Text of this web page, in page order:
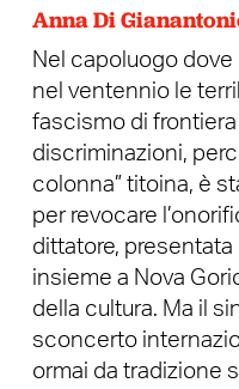
Anna Di
Nel capoluogo
nel ventennio le
fascismo di
discriminazioni,
colonna” titoina, è
per revocare
dittatore, presentata
insieme a Nova
della cultura. Ma il
sconcerto
ormai da tradizione